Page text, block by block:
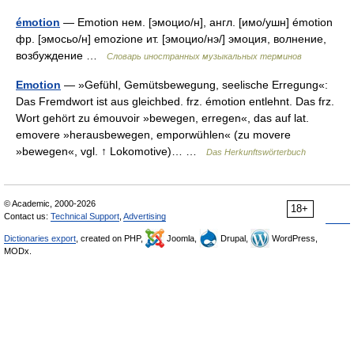
émotion — Emotion нем. [эмоцио/н], англ. [имо/ушн] émotion
фр. [эмосьо/н] emozione ит. [эмоцио/нэ/] эмоция, волнение,
возбуждение …
Словарь иностранных музыкальных терминов
Emotion — »Gefühl, Gemütsbewegung, seelische Erregung«:
Das Fremdwort ist aus gleichbed. frz. émotion entlehnt. Das frz.
Wort gehört zu émouvoir »bewegen, erregen«, das auf lat.
emovere »herausbewegen, emporwühlen« (zu movere
»bewegen«, vgl. ↑ Lokomotive)… …
Das Herkunftswörterbuch
18+
© Academic, 2000-2026
Contact us: Technical Support Advertising
Dictionaries export , created on PHP, Joomla, Drupal,
WordPress,
MODx.